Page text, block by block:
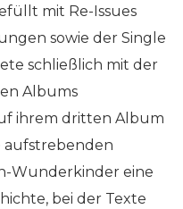
mit Re-Issues
sowie der Single
schließlich mit der
Albums
ihrem dritten Album
aufstrebenden
Wunderkinder eine
bei der Texte